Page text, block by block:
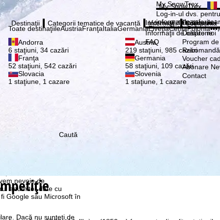
pe care noi, TravelTrex
nevoie de
anumitor date cu
Google sau Microsoft în
Dacă nu sunteţi de
Abonează
My SnowTrex
My SnowTrex
Log-in-ul dvs.
informaţiile
Vă
Destinaţii
Toate destinaţiileAustriaFranţaItaliaGermaniaElveţiaCehiaPolonia•••
Andorra
6 staţiuni, 34 cazări
Austria
219 staţiuni, 985 cazări
Franţa
52 staţiuni, 542 cazări
Germania
58 staţiuni, 109 cazări
Slovacia
1 staţiune, 1 cazare
Slovenia
1 staţiune, 1 cazare
Categorii tematice de vacanță Informaţii
Informaţii de călătorie
Informaţii de călătorie
FAQ
Compania
Despre noi
Despre noi
Program
Voucher
Abonare
Contact
Caută